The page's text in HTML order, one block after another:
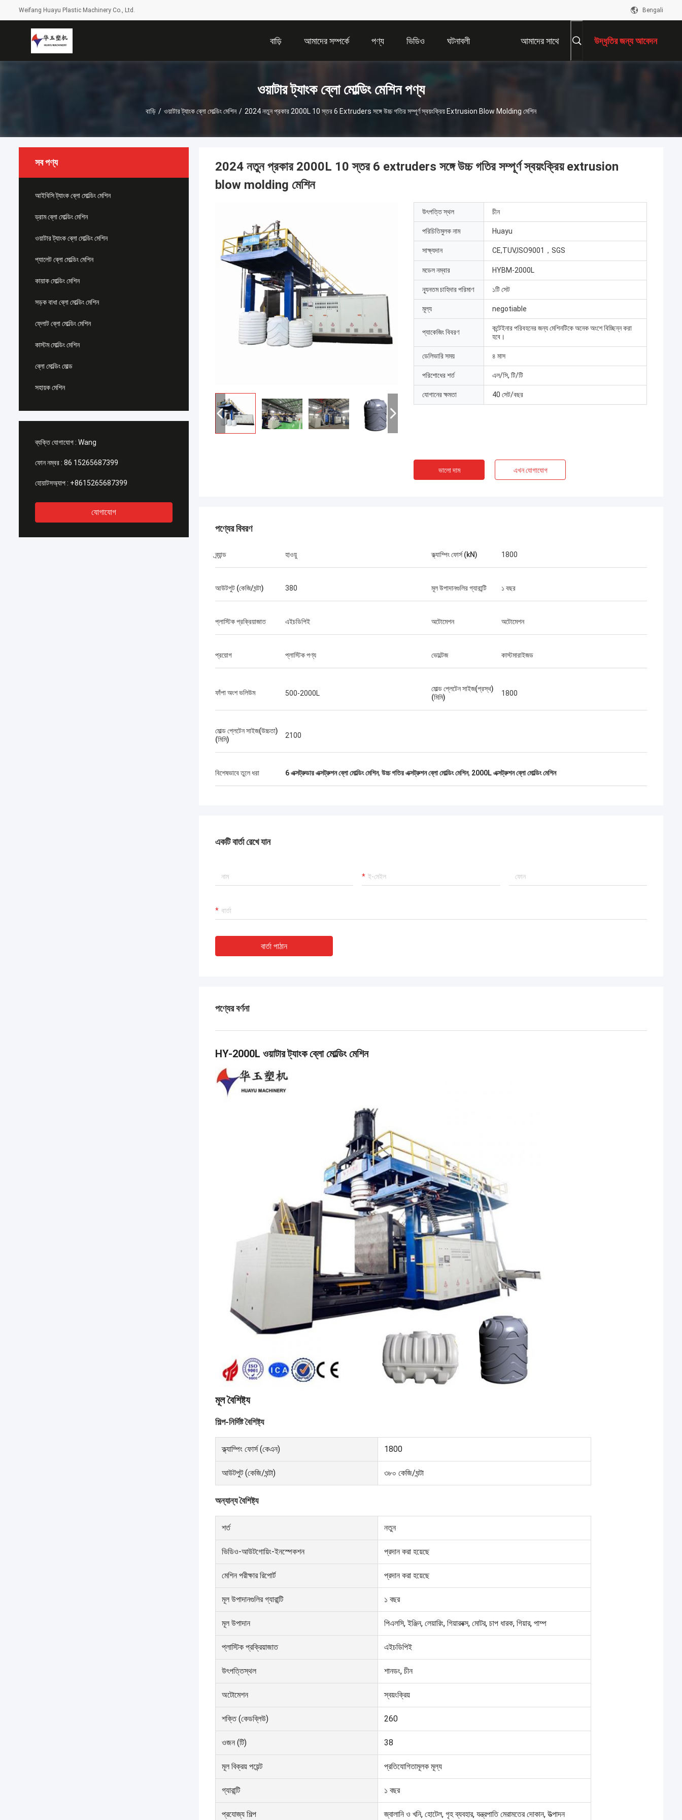
Weifang Huayu Plastic Machinery Co., Ltd. Bengali
বাড়ি আমাদের সম্পর্কে পণ্য ভিডিও ঘটনাবলী আমাদের সাথে উদ্ধৃতির জন্য আবেদন
ওয়াটার ট্যাংক ব্লো মোল্ডিং মেশিন পণ্য
বাড়ি / ওয়াটার ট্যাংক ব্লো মোল্ডিং মেশিন / 2024 নতুন প্রকার 2000L 10 স্তর 6 Extruders সঙ্গে উচ্চ গতির সম্পূর্ণ স্বয়ংক্রিয় Extrusion Blow Molding মেশিন
সব পণ্য
আইবিসি ট্যাংক ব্লো মোল্ডিং মেশিন
ড্রাম ব্লো মোল্ডিং মেশিন
ওয়াটার ট্যাংক ব্লো মোল্ডিং মেশিন
প্যালেট ব্লো মোল্ডিং মেশিন
কায়াক মোল্ডিং মেশিন
সড়ক বাধা ব্লো মোল্ডিং মেশিন
ফ্লোট ব্লো মোল্ডিং মেশিন
কাস্টম মোল্ডিং মেশিন
ব্লো মোল্ডিং মোল্ড
সহায়ক মেশিন
ব্যক্তি যোগাযোগ : Wang
ফোন নম্বর : 86 15265687399
হোয়াটসঅ্যাপ : +8615265687399
যোগাযোগ
2024 নতুন প্রকার 2000L 10 স্তর 6 extruders সঙ্গে উচ্চ গতির সম্পূর্ণ স্বয়ংক্রিয় extrusion
blow molding মেশিন
উৎপত্তি স্থল চীন
পরিচিতিমুলক নাম Huayu
সাক্ষ্যদান CE,TUV,ISO9001，SGS
মডেল নম্বার HYBM-2000L
ন্যূনতম চাহিদার পরিমাণ ১টি সেট
মূল্য negotiable
প্যাকেজিং বিবরণ
কন্টেইনার পরিবহনের জন্য মেশিনটিকে অনেক অংশে বিচ্ছিন্ন করা
হবে।
ডেলিভারি সময় ৪ মাস
পরিশোধের শর্ত এল/সি, টি/টি
যোগানের ক্ষমতা 40 সেট/বছর
ভালো দাম এখন যোগাযোগ
পণ্যের বিবরণ
ব্র্যান্ড হাওয়ু ক্ল্যাম্পিং ফোর্স (kN) 1800
আউটপুট (কেজি/ঘন্টা) 380 মূল উপাদানগুলির গ্যারান্টি ১ বছর
প্লাস্টিক প্রক্রিয়াজাত এইচডিপিই অটোমেশন অটোমেশন
প্রয়োগ প্লাস্টিক পণ্য ভোল্টেজ কাস্টমারাইজড
ফাঁপা অংশ ভলিউম 500-2000L
মোল্ড প্লেটেন সাইজ(প্রস্থ)
(মিমি)
1800
মোল্ড প্লেটেন সাইজ(উচ্চতা)
(মিমি)
2100
বিশেষভাবে তুলে ধরা 6 এক্সট্রুডার এক্সট্রুশন ব্লো মোল্ডিং মেশিন, উচ্চ গতির এক্সট্রুশন ব্লো মোল্ডিং মেশিন, 2000L এক্সট্রুশন ব্লো মোল্ডিং মেশিন
একটি বার্তা রেখে যান
বার্তা পাঠান
পণ্যের বর্ণনা
HY-2000L ওয়াটার ট্যাংক ব্লো মোল্ডিং মেশিন
মূল বৈশিষ্ট্য
শিল্প-নির্দিষ্ট বৈশিষ্ট্য
ক্ল্যাম্পিং ফোর্স (কেএন) 1800
আউটপুট (কেজি/ঘন্টা) ৩৮০ কেজি/ঘন্টা
অন্যান্য বৈশিষ্ট্য
শর্ত নতুন
ভিডিও-আউটগোয়িং-ইনস্পেকশন প্রদান করা হয়েছে
মেশিন পরীক্ষার রিপোর্ট প্রদান করা হয়েছে
মূল উপাদানগুলির গ্যারান্টি ১ বছর
মূল উপাদান পিএলসি, ইঞ্জিন, লেয়ারিং, গিয়ারবক্স, মোটর, চাপ ধারক, গিয়ার, পাম্প
প্লাস্টিক প্রক্রিয়াজাত এইচডিপিই
উৎপত্তিস্থল শানডং, চীন
অটোমেশন স্বয়ংক্রিয়
শক্তি (কেডব্লিউ) 260
ওজন (টি) 38
মূল বিক্রয় পয়েন্ট প্রতিযোগিতামূলক মূল্য
গ্যারান্টি ১ বছর
প্রযোজ্য শিল্প জ্বালানি ও খনি, হোটেল, গৃহ ব্যবহার, যন্ত্রপাতি মেরামতের দোকান, উত্পাদন